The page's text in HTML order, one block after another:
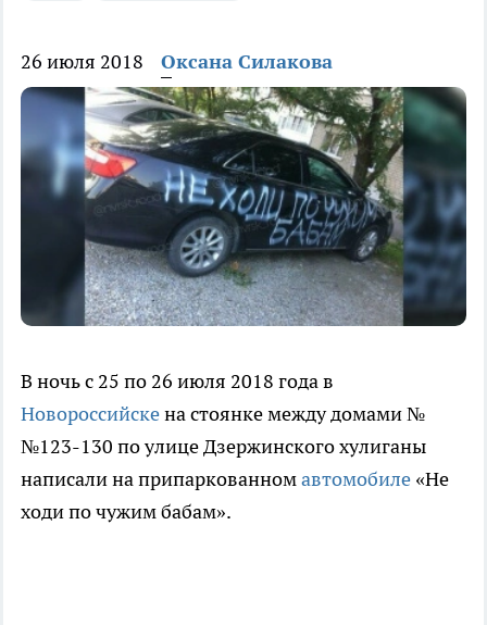
26 июля 2018 Оксана Силакова
В ночь с 25 по 26 июля 2018 года в
Новороссийскена стоянке между домами №
№123-130 по улице Дзержинского хулиганы
написали на припаркованномавтомобиле «Не
ходи по чужим бабам».